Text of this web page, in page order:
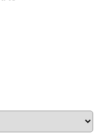
Таблица размеров